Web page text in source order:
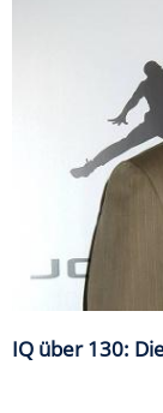
IQ über 130: